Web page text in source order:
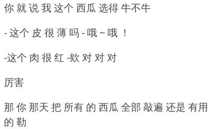
你 就 说 我 这个 西瓜 选得 牛不牛
- 这个 皮 很 薄 吗 - 哦 ~ 哦 ！
-这个 肉 很 红 -欸 对 对 对
厉害
那 你 那天 把 所有 的 西瓜 全部 敲遍 还是 有用
的 勒